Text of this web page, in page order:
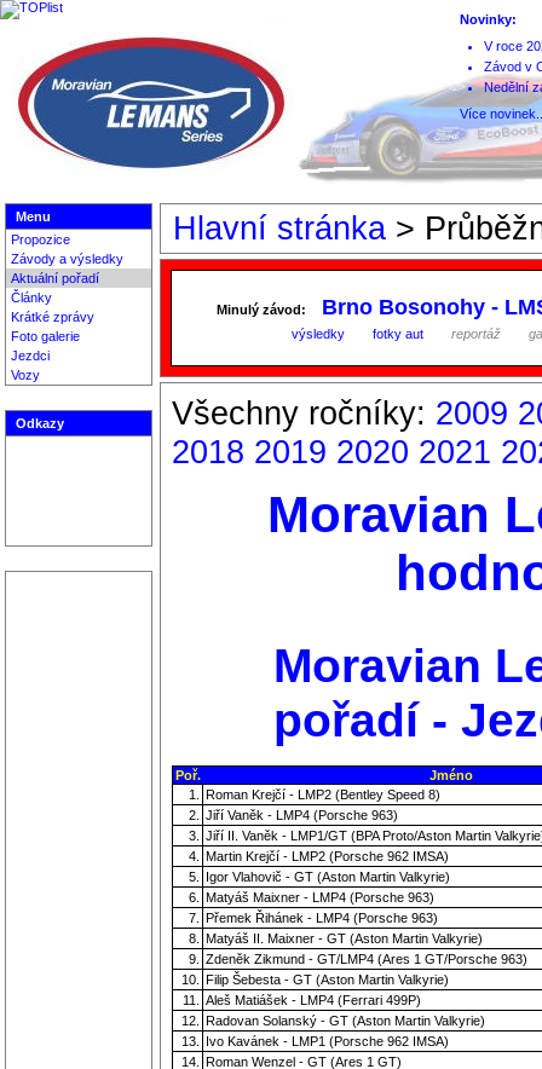
Novinky:
V roce
Závod v
Nedělní
Více
Hlavní stránka >
Minulý závod: Brno Bosonohy -
výsledky fotky aut reportáž
Všechny ročníky: 2009
2018 2019 2020 2021
Moravian
Moravian
pořadí -
Poř.
Jméno
1.
Roman Krejčí - LMP2 (Bentley Speed 8)
2.
Jiří Vaněk - LMP4 (Porsche 963)
3.
Jiří II. Vaněk - LMP1/GT (BPA Proto/Aston Martin
4.
Martin Krejčí - LMP2 (Porsche 962 IMSA)
5.
Igor Vlahovič - GT (Aston Martin Valkyrie)
6.
Matyáš Maixner - LMP4 (Porsche 963)
7.
Přemek Řihánek - LMP4 (Porsche 963)
8.
Matyáš II. Maixner - GT (Aston Martin Valkyrie)
9.
Zdeněk Zikmund - GT/LMP4 (Ares 1 GT/Porsche 963)
10.
Filip Šebesta - GT (Aston Martin Valkyrie)
11.
Aleš Matiášek - LMP4 (Ferrari 499P)
12.
Radovan Solanský - GT (Aston Martin Valkyrie)
13.
Ivo Kavánek - LMP1 (Porsche 962 IMSA)
14.
Roman Wenzel - GT (Ares 1 GT)
Menu
Propozice
Závody a výsledky
Aktuální pořadí
Články
Krátké zprávy
Foto galerie
Jezdci
Vozy
Odkazy